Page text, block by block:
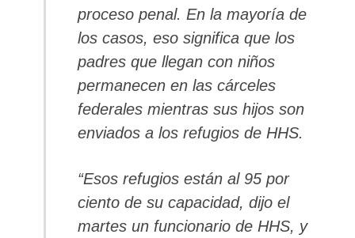
proceso penal. En la mayoría de
los casos, eso significa que los
padres que llegan con niños
permanecen en las cárceles
federales mientras sus hijos son
enviados a los refugios de HHS.
“Esos refugios están al 95 por
ciento de su capacidad, dijo el
martes un funcionario de HHS, y